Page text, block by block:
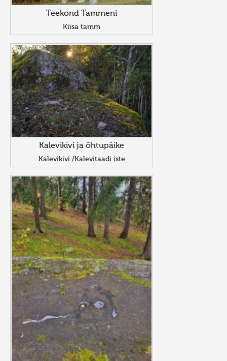
Teekond Tammeni
Kiisa tamm
Kalevikivi ja õhtupäike
Kalevikivi /Kalevitaadi iste